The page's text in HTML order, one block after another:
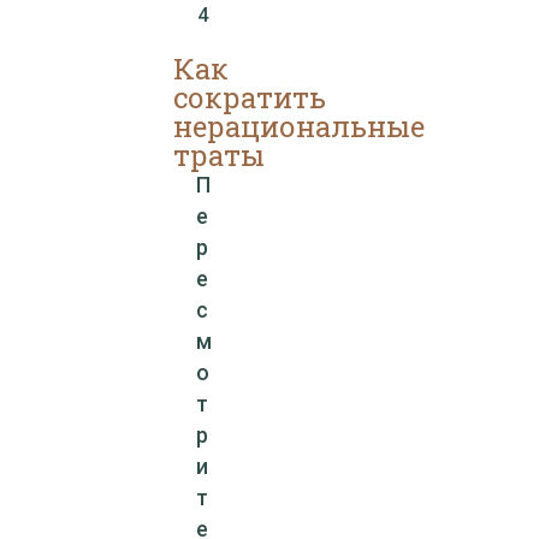
4
Как
сократить
нерациональные
траты
П
е
р
е
с
м
о
т
р
и
т
е